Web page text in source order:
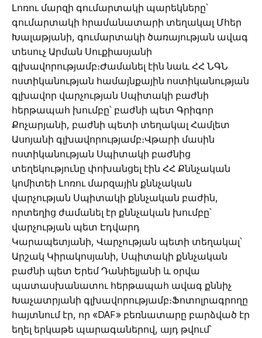
Լոռու մարզի գումարտակի պարեկները՝
գումարտակի հրամանատարի տեղակալ Մհեր
Խալաթյանի, գումարտակի ծառայության ավագ
տեսուչ Արման Սուքիասյանի
գլխավորությամբ։Ժամանել էին նաև ՀՀ ՆԳՆ
ոստիկանության համայնքային ոստիկանության
գլխավոր վարչության Սպիտակի բաժնի
հերթապահ խումբը՝ բաժնի պետ Գրիգոր
Քոչարյանի, բաժնի պետի տեղակալ Համլետ
Ասոյանի գլխավորությամբ։Վթարի մասին
ոստիկանության Սպիտակի բաժնից
տեղեկությունը փոխանցել էին ՀՀ Քննչական
կոմիտեի Լոռու մարզային քննչական
վարչության Սպիտակի քննչական բաժին,
որտեղից ժամանել էր քննչական խումբը՝
վարչության պետ Էդվարդ
Կարապետյանի, Վարչության պետի տեղակալ՝
Արշակ Կիրակոսյանի, Սպիտակի քննչական
բաժնի պետ Երեմ Դանիելյանի և օրվա
պատասխանատու հերթապահ ավագ քննիչ
Խաչատրյանի գլխավորությամբ։Ֆոտոլրագրողը
հայտնում էր, որ «DAF» բեռնատարը բարձված էր
եղել երկաթե պարագաներով, այդ թվում՝